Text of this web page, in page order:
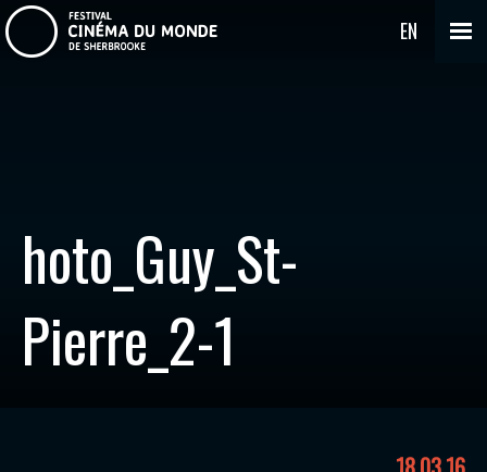
EN
hoto_Guy_St-
Pierre_2-1